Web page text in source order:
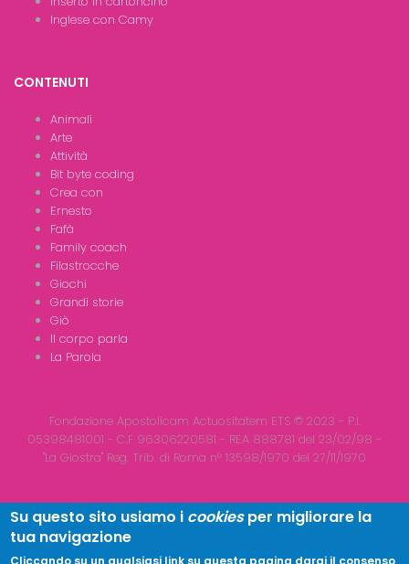
Inglese con Camy
CONTENUTI
Animali
Arte
Attività
Bit byte coding
Crea con
Ernesto
Fafà
Family coach
Filastrocche
Giochi
Grandi storie
Giò
Il corpo parla
La Parola
Fondazione Apostolicam Actuositatem ETS © 2023 - P.I.
05398481001 - C.F 96306220581 - REA 888781 del 23/02/98 -
"La Giostra" Reg. Trib. di Roma n° 13598/1970 del 27/11/1970
Copyright © 2026LA GIOSTRA | All Rights Reserved
Su questo sito usiamo i cookiesper migliorare la
tua navigazione
Cliccando su un qualsiasi link su questa pagina darai il consenso